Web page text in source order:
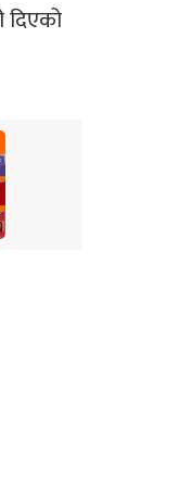
दिएको